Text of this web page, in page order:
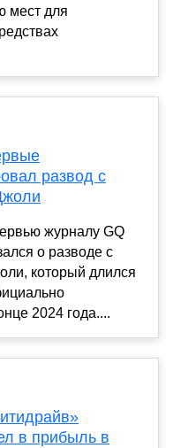
мест для
развод с
журналу GQ
о разводе с
который длился
2024 года....
в прибыль в